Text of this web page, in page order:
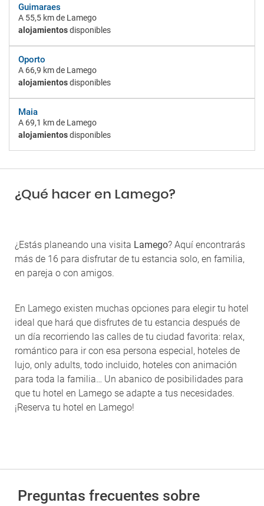
Guimaraes
A 55,5 kmde Lamego
alojamientosdisponibles
Oporto
A 66,9 kmde Lamego
alojamientosdisponibles
Maia
A 69,1 kmde Lamego
alojamientosdisponibles
¿Qué hacer en Lamego?
¿Estás planeando una visita Lamego? Aquí encontrarás
más de 16 para disfrutar de tu estancia solo, en familia,
en pareja o con amigos.
En Lamego existen muchas opciones para elegir tu hotel
ideal que hará que disfrutes de tu estancia después de
un día recorriendo las calles de tu ciudad favorita: relax,
romántico para ir con esa persona especial, hoteles de
lujo, only adults, todo incluido, hoteles con animación
para toda la familia… Un abanico de posibilidades para
que tu hotel en Lamego se adapte a tus necesidades.
¡Reserva tu hotel en Lamego!
Preguntas frecuentes sobre